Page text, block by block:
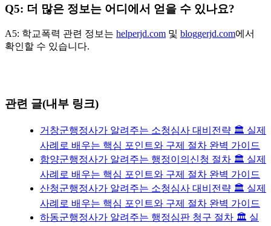
Q5: 더 많은 정보는 어디에서 얻을 수 있나요?
A5: 학교폭력 관련 정보는 helperjd.com 및 bloggerjd.com에서
확인할 수 있습니다.
관련 글(내부 링크)
거창군행정사가 알려주는 소청심사 대비전략 🏛️ 실제
사례로 배우는 핵심 포인트와 구제 절차 완벽 가이드
함양군행정사가 알려주는 행정이의신청 절차 🏛️ 실제
사례로 배우는 핵심 포인트와 구제 절차 완벽 가이드
산청군행정사가 알려주는 소청심사 대비전략 🏛️ 실제
사례로 배우는 핵심 포인트와 구제 절차 완벽 가이드
하동군행정사가 알려주는 행정심판 청구 절차 🏛️ 실